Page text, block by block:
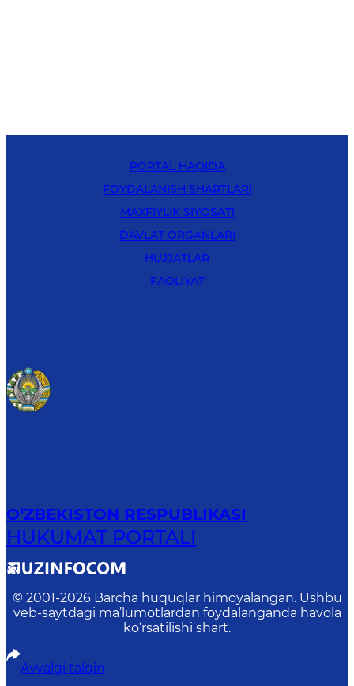
PORTAL HAQIDA
FOYDALANISH SHARTLARI
MAXFIYLIK SIYOSATI
DAVLAT ORGANLARI
HUJJATLAR
FAOLIYAT
O‘ZBEKISTON RESPUBLIKASI
HUKUMAT PORTALI
© 2001-2026 Barcha huquqlar himoyalangan. Ushbu
veb-saytdagi ma’lumotlardan foydalanganda havola
ko‘rsatilishi shart.
Avvalgi talqin